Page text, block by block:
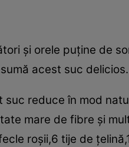
şi orele puţine de
acest suc delicios.
suc reduce în mod
mare de fibre şi
roşii,6 tije de